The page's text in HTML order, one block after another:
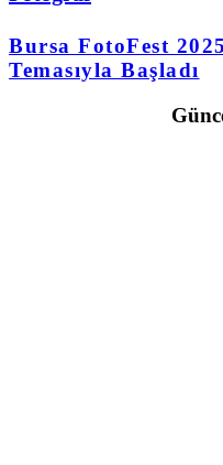
Bursa FotoFest
Temasıyla Başladı